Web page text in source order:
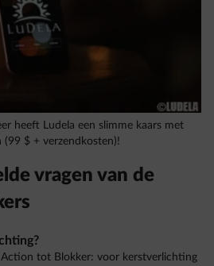
heeft Ludela een slimme kaars met
$ + verzendkosten)!
vragen van de
tot Blokker: voor kerstverlichting